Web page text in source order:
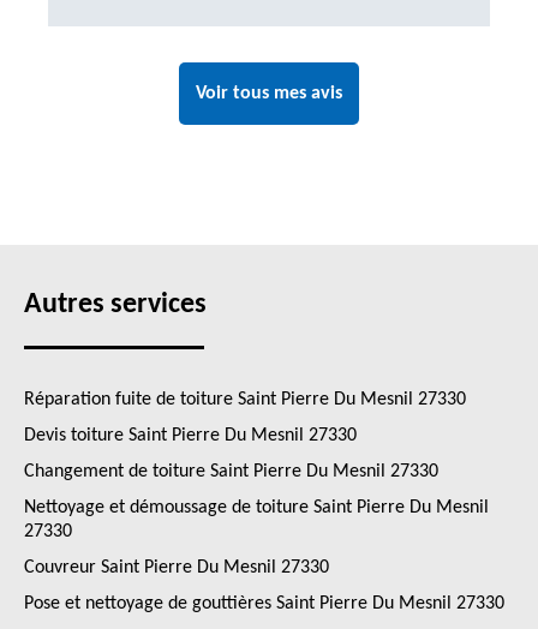
Voir tous mes avis
Autres services
Réparation fuite de toiture Saint Pierre Du Mesnil 27330
Devis toiture Saint Pierre Du Mesnil 27330
Changement de toiture Saint Pierre Du Mesnil 27330
Nettoyage et démoussage de toiture Saint Pierre Du Mesnil
27330
Couvreur Saint Pierre Du Mesnil 27330
Pose et nettoyage de gouttières Saint Pierre Du Mesnil 27330